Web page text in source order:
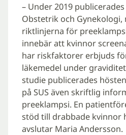
– Under 2019
Obstetrik och Gynekologi,
riktlinjerna för
innebär att kvinnor
har riskfaktorer erbjuds
läkemedel under
studie publicerades
på SUS även skriftlig
preeklampsi. En
stöd till drabbade kvinnor
avslutar Maria Andersson.